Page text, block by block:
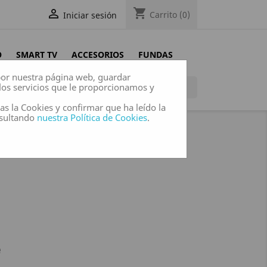
 Iniciar sesión shopping_cart Carrito (0)
SMART TV ACCESORIOS FUNDAS
nuestra página web, guardar
servicios que le proporcionamos y
la Cookies y confirmar que ha leído la
nuestra Política de Cookies.